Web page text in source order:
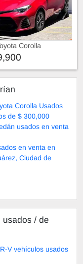
Corolla
Corolla Usados
de $ 300,000
usados en venta
en venta en
Ciudad de
​​/ de
V vehículos usados